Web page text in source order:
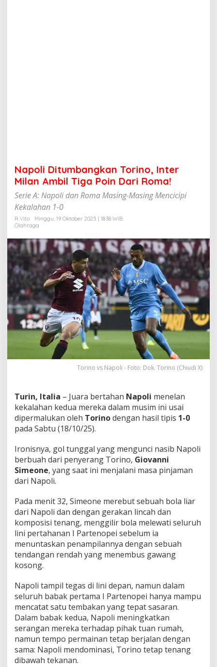
r
M
i
l
A
b
i
T
i
g
a
P
o
i
n
D
a
r
i
R
a
!
Napoli Ditumbangkan Torino, Inter
Milan Ambil Tiga Poin Dari Roma!
Serie A: Napoli dan Roma Masing-Masing Mencicipi
Kekalahan 1-0
R Vito
Minggu, 19 Oktober 2025 | 18:38 WIB
Olahraga
Torino vs Napoli - Foto: Dok. Torino (Chiudi X)
Turin, Italia – Juara bertahan Napoli menelan
kekalahan kedua mereka dalam musim ini usai
dipermalukan oleh Torinodengan hasil tipis 1-0
pada Sabtu (18/10/25).
Ironisnya, gol tunggal yang mengunci nasib Napoli
berbuah dari penyerang Torino, Giovanni
Simeone, yang saat ini menjalani masa pinjaman
dari Napoli.
Pada menit 32, Simeone merebut sebuah bola liar
dari Napoli dan dengan gerakan lincah dan
komposisi tenang, menggilir bola melewati seluruh
lini pertahanan I Partenopei sebelum ia
menuntaskan penampilannya dengan sebuah
tendangan rendah yang menembus gawang
kosong.
Napoli tampil tegas di lini depan, namun dalam
seluruh babak pertama I Partenopei hanya mampu
mencatat satu tembakan yang tepat sasaran.
Dalam babak kedua, Napoli meningkatkan
serangan mereka terhadap pihak tuan rumah,
namun tempo permainan tetap berjalan dengan
sama: Napoli mendominasi, Torino tetap tenang
dibawah tekanan.